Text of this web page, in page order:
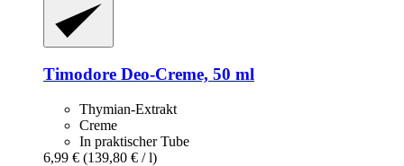
Timodore Deo-​Creme, 50 ml
Thymian-Extrakt
Creme
In praktischer Tube
6,99 € (139,80 € / l)